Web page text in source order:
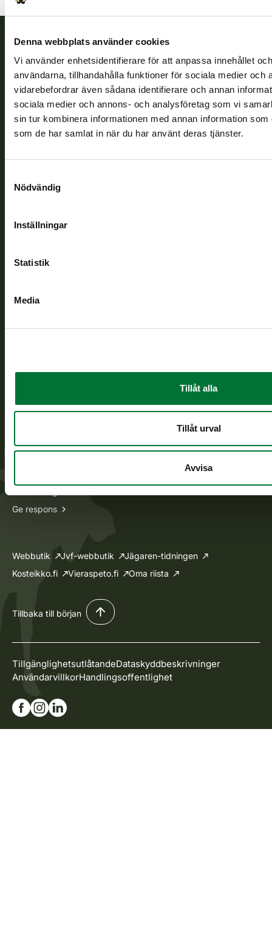
Denna webbplats använder cookies
Vi använder enhetsidentifierare för att anpassa innehållet
användarna, tillhandahålla funktioner för sociala medier och
vidarebefordrar även sådana identifierare och annan
sociala medier och annons- och analysföretag som vi
sin tur kombinera informationen med annan information
som de har samlat in när du har använt deras tjänster.
Nödvändig
Inställningar
Statistik
Media
Tillåt alla
Tillåt urval
Avvisa
Finlands viltcentral
Finlands viltcentral främjar en hållbar vilthushållning, stöder
jaktvårdsföreningarnas verksamhet, ser till att viltpolitiken
verkställs och svarar för de offentliga förvaltningsuppgifter
Kundtjänst
tel. 029 431 2001
Ofta ställda frågor
Alla kontaktuppgifter
Ansökan om licenser och dispenser
Information om oss
Ge respons
Webbutik Jvf-webbutik
Jägaren-tidningen
Kosteikko.fi
Vieraspeto.fi Oma riista
Tillbaka till början
TillgänglighetsutlåtandeDataskyddbeskrivninger
AnvändarvillkorHandlingsoffentlighet